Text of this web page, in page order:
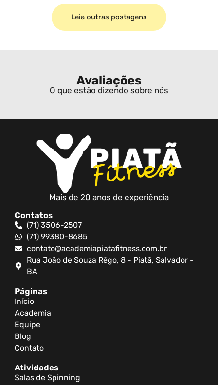
Leia outras postagens
Avaliações
O que estão dizendo sobre nós
Mais de 20 anos de experiência
Contatos
(71) 3506-2507
(71) 99380-8685
contato@academiapiatafitness.com.br
Rua João de Souza Rêgo, 8 - Piatã, Salvador -
BA
Páginas
Início
Academia
Equipe
Blog
Contato
Atividades
Salas de Spinning